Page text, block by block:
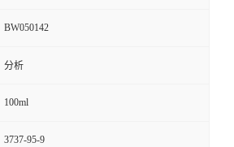
BW050142
分析
100ml
3737-95-9